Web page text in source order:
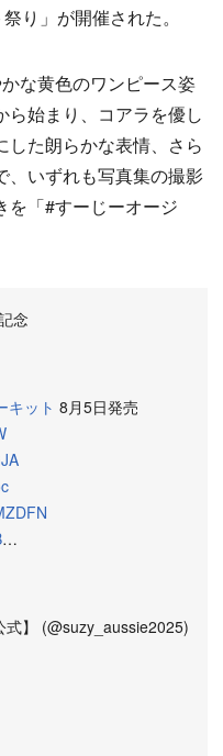
り」が開催された。
な黄色のワンピース姿
ら始まり、コアラを優し
した朗らかな表情、さら
、いずれも写真集の撮影
を「#すーじーオージ
念
キット 8月5日発売
…
】 (@suzy_aussie2025)